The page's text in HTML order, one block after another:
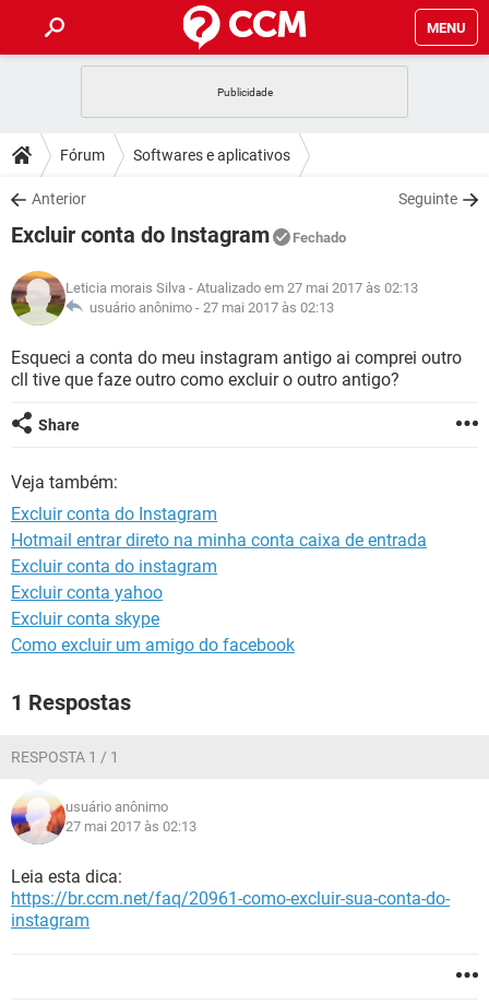
MENU
CELULAR FACEBOOK
OUTLOOK
INSTAGRAM GMAIL
GUIA DE COMPRAS
DICAS
JOGOS WHATSAPP
INSTAGRAM GMAIL
GUIA DE COMPRAS
DOWNLOADS
JOGOS WHATSAPP
CELULAR
OUTLOOK EXCEL
INSTAGRAM
GUIA DE COMPRAS
JOGOS WHATSAPP
CELULAR
OUTLOOK EXCEL
GLOSSÁRIO
WHATSAPP
CELULAR FACEBOOK
OUTLOOK
GUIA DE COMPRAS
Fórum Softwares e aplicativos
Anterior Seguinte
Excluir conta do Instagram Fechado
Leticia morais Silva - Atualizado em 27 mai 2017 às 02:13
usuário anônimo - 27 mai 2017 às 02:13
Esqueci a conta do meu instagram antigo ai comprei outro
cll tive que faze outro como excluir o outro antigo?
Share
Veja também:
Excluir conta do Instagram
Hotmail entrar direto na minha conta caixa de entrada
Excluir conta do instagram
Excluir conta yahoo
Excluir conta skype
Como excluir um amigo do facebook
1 Respostas
RESPOSTA 1 / 1
usuário anônimo
27 mai 2017 às 02:13
Leia esta dica:
https://br.ccm.net/faq/20961-como-excluir-sua-conta-do-
instagram